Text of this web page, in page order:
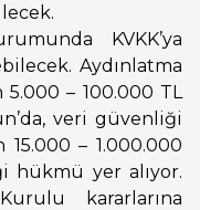
KVKK’ya
Aydınlatma
– 100.000 TL
veri güvenliği
– 1.000.000
hükmü yer alıyor.
kararlarına